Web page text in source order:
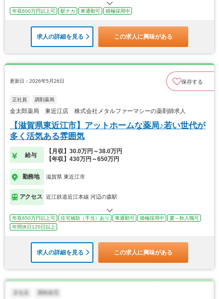
年収600万円以上可 駅チカ 車通勤可 積極採用中
求人の詳細を見る この求人に興味がある
更新日：2026年5月26日 保存する
正社員 調剤薬局
金太郎薬局 東近江店 株式会社メタルファーマシーの薬剤師求人
【滋賀県東近江市】アットホームな薬局♪若い世代が
多く活気ある雰囲気
給与
【月収】30.0万円～38.0万円
【年収】430万円～650万円
勤務地 滋賀県 東近江市
アクセス 近江鉄道近江本線 河辺の森駅
年収650万円以上可 住宅補助（手当）あり 車通勤可 積極採用中
夏～秋入職可
年間休日120日以上
求人の詳細を見る この求人に興味がある